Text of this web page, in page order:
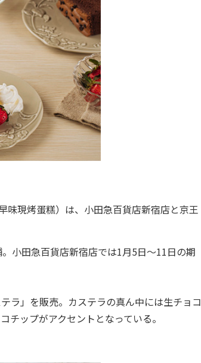
味現烤蛋糕）は、小田急百貨店新宿店と京王
小田急百貨店新宿店では1月5日～11日の期
ラ」を販売。カステラの真ん中には生チョコ
ップがアクセントとなっている。